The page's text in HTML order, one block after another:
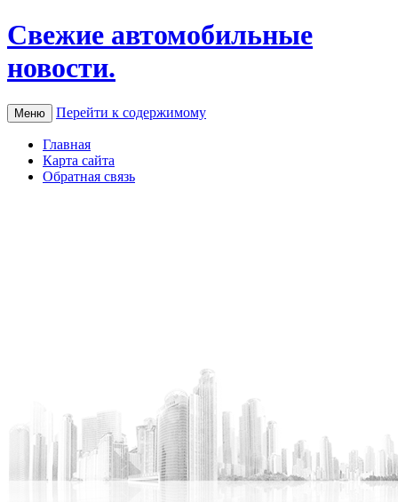
Свежие автомобильные
новости.
Меню Перейти к содержимому
Главная
Карта сайта
Обратная связь